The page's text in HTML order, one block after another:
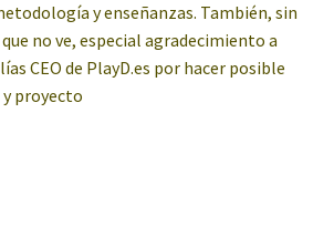
y enseñanzas. También, sin
no ve, especial agradecimiento a
CEO de PlayD.es por hacer posible
proyecto